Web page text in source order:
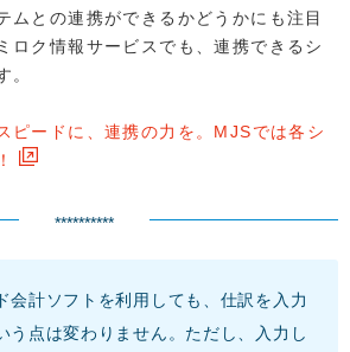
ムとの連携ができるかどうかにも注目
ロク情報サービスでも、連携できるシ
。
ピードに、連携の力を。MJSでは各シ
**********
会計ソフトを利用しても、仕訳を入力
う点は変わりません。ただし、入力し